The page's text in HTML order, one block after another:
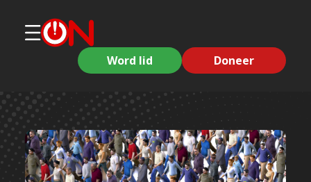
Word lid Doneer